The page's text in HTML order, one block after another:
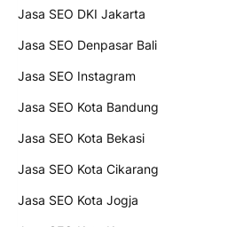
Jasa SEO DKI Jakarta
Jasa SEO Denpasar Bali
Jasa SEO Instagram
Jasa SEO Kota Bandung
Jasa SEO Kota Bekasi
Jasa SEO Kota Cikarang
Jasa SEO Kota Jogja